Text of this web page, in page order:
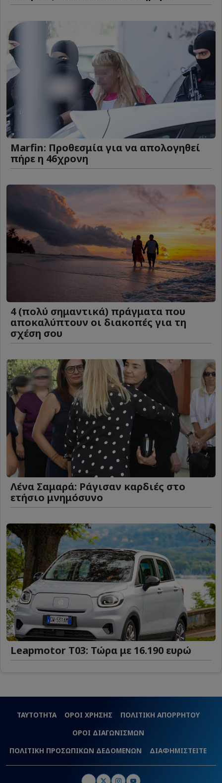
Marfin: Προθεσμία για να απολογηθεί
πήρε η 46χρονη
4 (πολύ σημαντικά) πράγματα που
αποκαλύπτουν οι διακοπές για τη
σχέση σου
Λένα Σαμαρά: Ράγισαν καρδιές στο
ετήσιο μνημόσυνο
Leapmotor T03: Τώρα με 16.190 ευρώ
ΤΑΥΤΟΤΗΤΑ ΟΡΟΙ ΧΡΗΣΗΣ
ΠΟΛΙΤΙΚΗ ΑΠΟΡΡΗΤΟΥ
ΟΡΟΙ ΔΙΑΓΩΝΙΣΜΩΝ
ΠΟΛΙΤΙΚΗ ΠΡΟΣΩΠΙΚΩΝ ΔΕΔΟΜΕΝΩΝ
ΔΙΑΦΗΜΙΣΤΕΙΤΕ